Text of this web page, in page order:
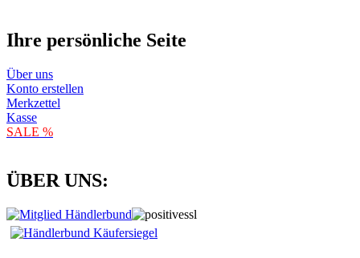
Ihre persönliche Seite
Über uns
Konto erstellen
Merkzettel
Kasse
SALE %
ÜBER UNS: